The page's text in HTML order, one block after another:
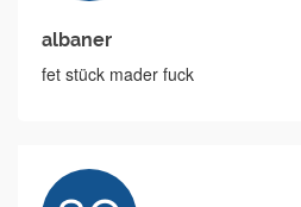
albaner
fet stück mader fuck